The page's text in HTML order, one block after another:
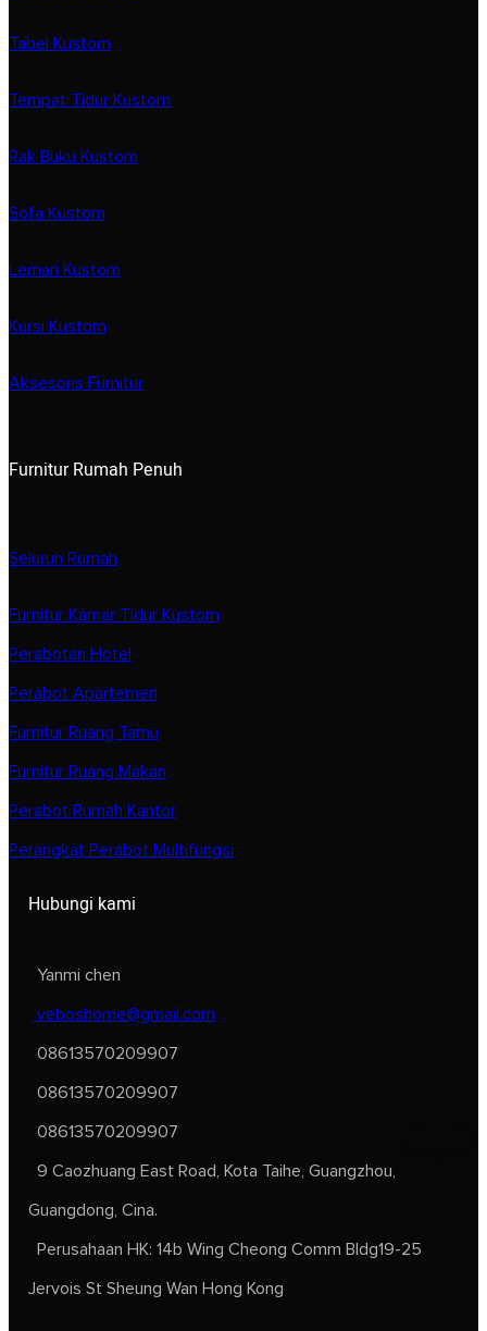
Tabel Kustom
Tempat Tidur Kustom
Rak Buku Kustom
Sofa Kustom
Lemari Kustom
Kursi Kustom
Aksesoris Furnitur
Furnitur Rumah Penuh
Seluruh Rumah
Furnitur Kamar Tidur Kustom
Perabotan Hotel
Perabot Apartemen
Furnitur Ruang Tamu
Furnitur Ruang Makan
Perabot Rumah Kantor
Perangkat Perabot Multifungsi
Hubungi kami
Yanmi chen
veboshome@gmail.com
08613570209907
08613570209907
08613570209907
9 Caozhuang East Road, Kota Taihe, Guangzhou,
Guangdong, Cina.
Perusahaan HK: 14b Wing Cheong Comm Bldg19-25
Jervois St Sheung Wan Hong Kong